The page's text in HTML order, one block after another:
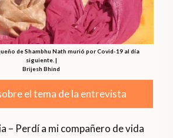
de Shambhu Nath murió por Covid-19 al día
siguiente. |
Brijesh Bhind
el tema de la entrevista
– Perdí a mi compañero de vida